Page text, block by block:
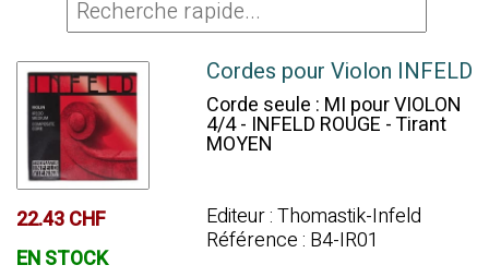
22.43 CHF
EN STOCK
Cordes pour Violon INFELD
Corde seule : MI pour VIOLON
4/4 - INFELD ROUGE - Tirant
MOYEN
Editeur : Thomastik-Infeld
Référence : B4-IR01